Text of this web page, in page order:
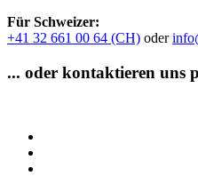
Für Schweizer:
+41 32 661 00 64 (CH) oder
... oder kontaktieren uns